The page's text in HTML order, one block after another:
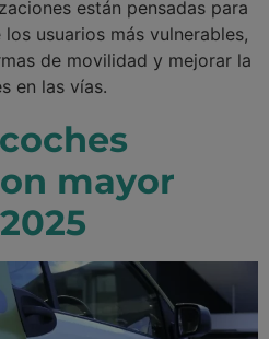
están pensadas para
usuarios más vulnerables,
de movilidad y mejorar la
en las vías.
mayor